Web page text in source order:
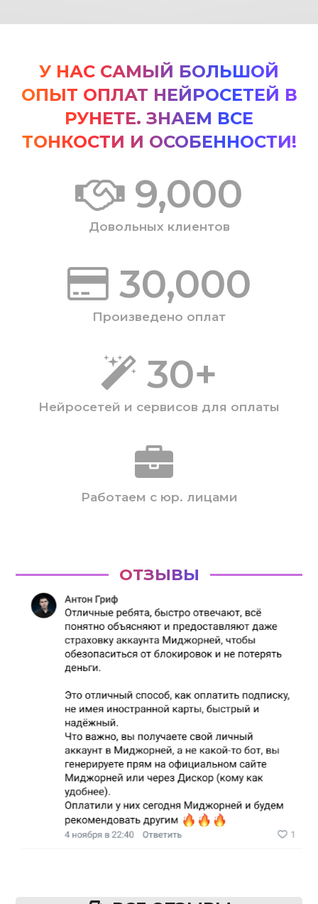
У НАС САМЫЙ БОЛЬШОЙ
ОПЫТ ОПЛАТ НЕЙРОСЕТЕЙ В
РУНЕТЕ. ЗНАЕМ ВСЕ
ТОНКОСТИ И ОСОБЕННОСТИ!
9,000
Довольных клиентов
30,000
Произведено оплат
30+
Нейросетей и сервисов для оплаты
Работаем с юр. лицами
ОТЗЫВЫ